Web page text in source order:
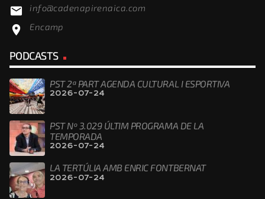
email info@cadenapirenaica.com
location_on Encamp
PODCASTS
PST 2ª PART AGENDA CULTURAL I ESPORTIVA
2026-07-24
PST Nº 3.029 ÚLTIM PROGRAMA DE LA
TEMPORADA
2026-07-24
LA TERTÚLIA AMB ENRIC FONTBERNAT
2026-07-24